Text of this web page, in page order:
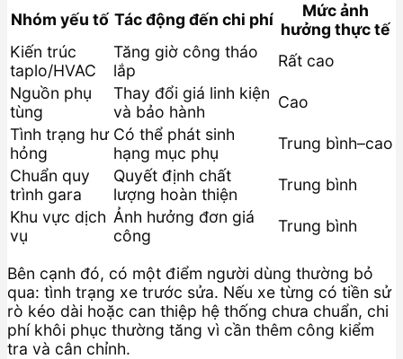
Nhóm yếu tố Tác động đến chi phí
Mức ảnh
hưởng thực tế
Kiến trúc
taplo/HVAC
Tăng giờ công tháo
lắp
Rất cao
Nguồn phụ
tùng
Thay đổi giá linh kiện
và bảo hành
Cao
Tình trạng hư
hỏng
Có thể phát sinh
hạng mục phụ
Trung bình–cao
Chuẩn quy
trình gara
Quyết định chất
lượng hoàn thiện
Trung bình
Khu vực dịch
vụ
Ảnh hưởng đơn giá
công
Trung bình
Bên cạnh đó, có một điểm người dùng thường bỏ
qua: tình trạng xe trước sửa. Nếu xe từng có tiền sử
rò kéo dài hoặc can thiệp hệ thống chưa chuẩn, chi
phí khôi phục thường tăng vì cần thêm công kiểm
tra và cân chỉnh.